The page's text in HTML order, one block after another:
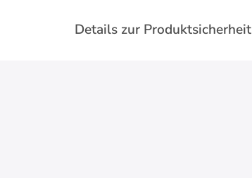
Details zur Produktsicherheit